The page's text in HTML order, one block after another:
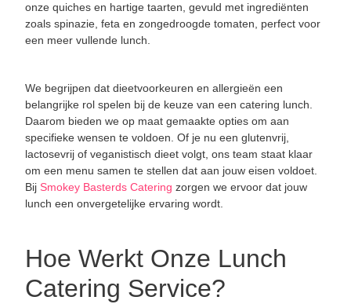
onze quiches en hartige taarten, gevuld met ingrediënten
zoals spinazie, feta en zongedroogde tomaten, perfect voor
een meer vullende lunch.
We begrijpen dat dieetvoorkeuren en allergieën een
belangrijke rol spelen bij de keuze van een catering lunch.
Daarom bieden we op maat gemaakte opties om aan
specifieke wensen te voldoen. Of je nu een glutenvrij,
lactosevrij of veganistisch dieet volgt, ons team staat klaar
om een menu samen te stellen dat aan jouw eisen voldoet.
Bij Smokey Basterds Catering zorgen we ervoor dat jouw
lunch een onvergetelijke ervaring wordt.
Hoe Werkt Onze Lunch
Catering Service?